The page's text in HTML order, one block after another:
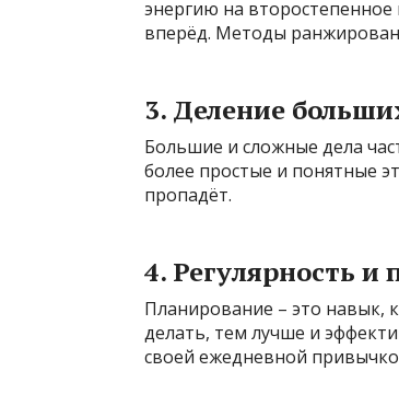
энергию на второстепенное
вперёд. Методы
3. Деление
Большие и сложные дела
более простые и понятные
пропадёт.
4. Регулярность и
Планирование – это навык,
делать, тем лучше и
своей ежедневной